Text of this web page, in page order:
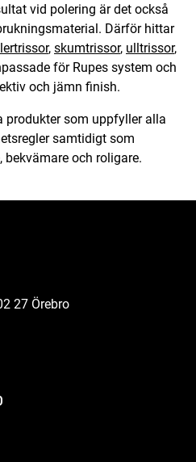
vid polering är det också
Därför hittar
, skumtrissor, ulltrissor,
för Rupes system och
och jämn finish.
produkter som uppfyller alla
samtidigt som
och roligare.
27 Örebro